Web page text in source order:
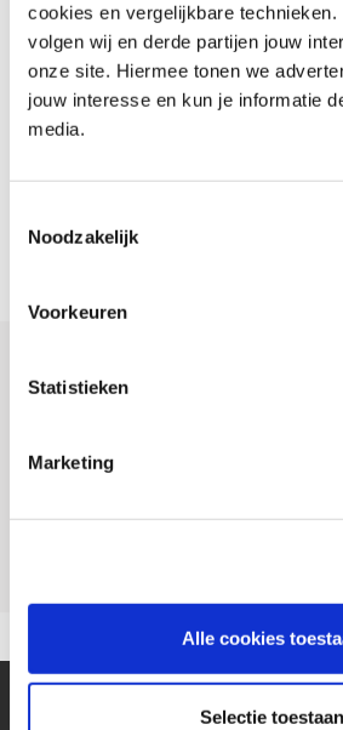
cookies en vergelijkbare technieken.
volgen wij en derde partijen jouw
onze site. Hiermee tonen we
jouw interesse en kun je informatie
media.
Noodzakelijk
Voorkeuren
Statistieken
Marketing
Alle cookies
Selectie toestaan
Wachtwoord bevestigen *
Account aanmaken
Dan ben je hier verkeerd! Inloggen kan
Naar de inlogpagina